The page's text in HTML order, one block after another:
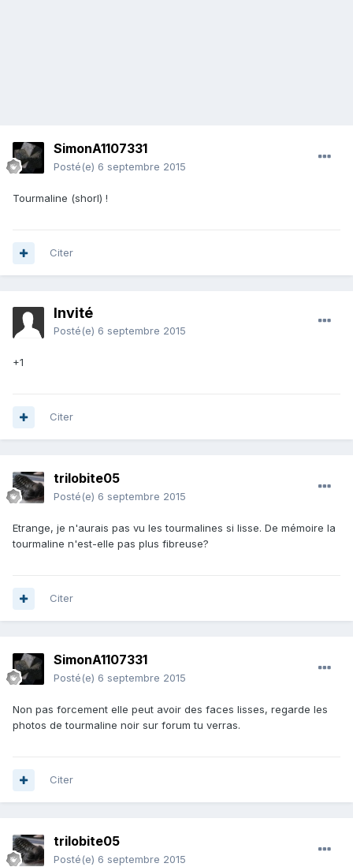
SimonA1107331
Posté(e) 6 septembre 2015
Tourmaline (shorl) !
Citer
Invité
Posté(e) 6 septembre 2015
+1
Citer
trilobite05
Posté(e) 6 septembre 2015
Etrange, je n'aurais pas vu les tourmalines si lisse. De mémoire la
tourmaline n'est-elle pas plus fibreuse?
Citer
SimonA1107331
Posté(e) 6 septembre 2015
Non pas forcement elle peut avoir des faces lisses, regarde les
photos de tourmaline noir sur forum tu verras.
Citer
trilobite05
Posté(e) 6 septembre 2015